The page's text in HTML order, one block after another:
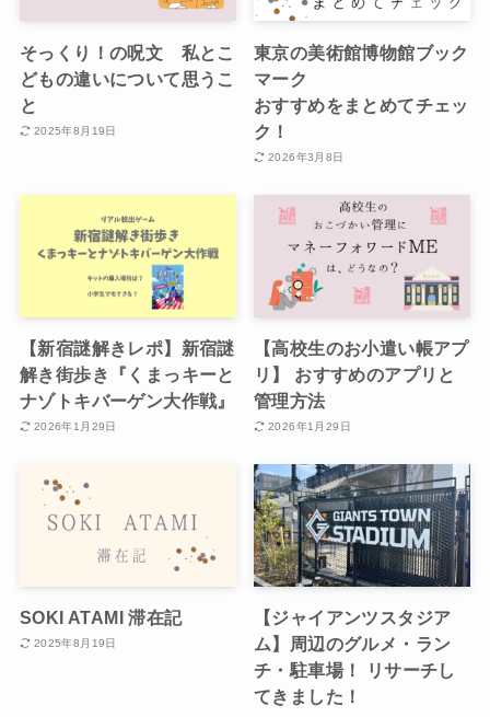
そっくり！の呪文 私とこ
どもの違いについて思うこ
と
2025年8月19日
東京の美術館博物館ブック
マーク
おすすめをまとめてチェッ
ク！
2026年3月8日
【新宿謎解きレポ】新宿謎
解き街歩き『くまっキーと
ナゾトキバーゲン大作戦』
2026年1月29日
【高校生のお小遣い帳アプ
リ】 おすすめのアプリと
管理方法
2026年1月29日
SOKI ATAMI 滞在記
2025年8月19日
【ジャイアンツスタジア
ム】周辺のグルメ・ラン
チ・駐車場！ リサーチし
てきました！